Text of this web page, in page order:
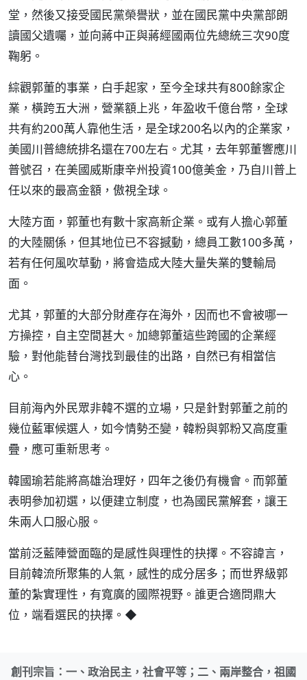
堂，然後又接受國民黨榮譽狀，並在國民黨中央黨部朗
讀國父遺囑，並向蔣中正與蔣經國兩位先總統三次90度
鞠躬。
綜觀郭董的事業，白手起家，至今全球共有800餘家企
業，橫跨五大洲，營業額上兆，年盈收千億台幣，全球
共有約200萬人靠他生活，是全球200名以內的企業家，
美國川普總統排名還在700左右。尤其，去年郭董響應川
普號召，在美國威斯康辛州投資100億美金，乃自川普上
任以來的最高金額，傲視全球。
大陸方面，郭董也有數十家高新企業。或有人擔心郭董
的大陸關係，但其地位已不容撼動，總員工數100多萬，
若有任何風吹草動，將會造成大陸大量失業的雙輸局
面。
尤其，郭董的大部分財產存在海外，因而也不會被哪一
方操控，自主空間甚大。加總郭董這些跨國的企業經
驗，對他能替台灣找到最佳的出路，自然已有相當信
心。
目前海內外民眾非韓不選的立場，只是針對郭董之前的
幾位藍軍候選人，如今情勢丕變，韓粉與郭粉又高度重
疊，應可重新思考。
韓國瑜若能將高雄治理好，四年之後仍有機會。而郭董
表明參加初選，以便建立制度，也為國民黨解套，讓王
朱兩人口服心服。
當前泛藍陣營面臨的是感性與理性的抉擇。不容諱言，
目前韓流所聚集的人氣，感性的成分居多；而世界級郭
董的紮實理性，有寬廣的國際視野。誰更合適問鼎大
位，端看選民的抉擇。◆
創刊宗旨：一、政治民主，社會平等；二、兩岸整合，祖國